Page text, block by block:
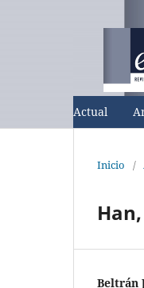
Actual
Inicio /
Beltrán